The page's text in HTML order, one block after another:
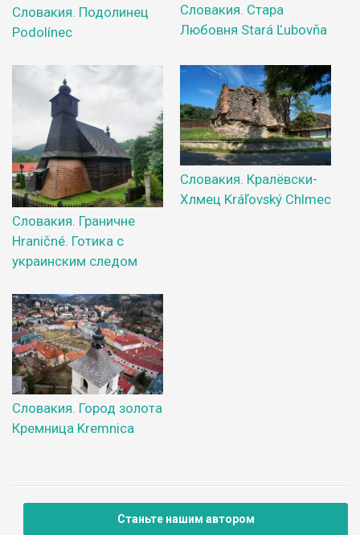
Словакия. Подолинец
Podolínec
Словакия. Стара
Любовня Stará Ľubovňa
Словакия. Граничне
Hraničné. Готика с
украинским следом
Словакия. Кралёвски-
Хлмец Kráľovský Chlmec
Словакия. Город золота
Кремница Kremnica
Станьте нашим автором